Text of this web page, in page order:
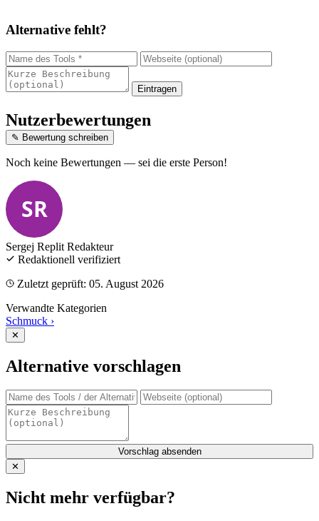
Alternative fehlt?
Eintragen
Nutzerbewertungen
✎ Bewertung schreiben
Noch keine Bewertungen — sei die erste Person!
SR
Sergej Replit Redakteur
Redaktionell verifiziert
Zuletzt geprüft: 05. August 2026
Verwandte Kategorien
Schmuck ›
✕
Alternative vorschlagen
Vorschlag absenden
✕
Nicht mehr verfügbar?